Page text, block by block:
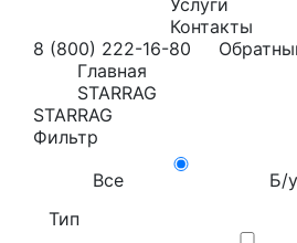
Услуги
Контакты
8 (800) 222-16-80
Главная
STARRAG
STARRAG
Фильтр
Все
Б/у
Тип